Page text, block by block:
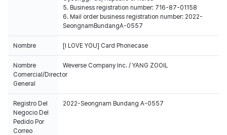
5. Business registration number: 716-87-01158
6. Mail order business registration number: 2022-
SeongnamBundangA-0557
Nombre [I LOVE YOU] Card Phonecase
Nombre
Comercial/Director
General
Weverse Company Inc. / YANG ZOOIL
Registro Del
Negocio Del
Pedido Por
Correo
2022-Seongnam Bundang A-0557